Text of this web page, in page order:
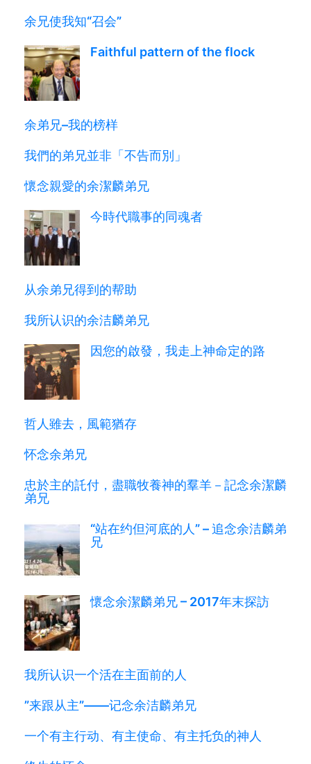
余兄使我知“召会”
Faithful pattern of the flock
余弟兄–我的榜样
我們的弟兄並非「不告而別」
懷念親愛的余潔麟弟兄
今時代職事的同魂者
从余弟兄得到的帮助
我所认识的余洁麟弟兄
因您的啟發，我走上神命定的路
哲人雖去，風範猶存
怀念余弟兄
忠於主的託付，盡職牧養神的羣羊－記念余潔麟
弟兄
“站在约但河底的人” – 追念余洁麟弟
兄
懷念余潔麟弟兄 – 2017年末探訪
我所认识一个活在主面前的人
”来跟从主”——记念余洁麟弟兄
一个有主行动、有主使命、有主托负的神人